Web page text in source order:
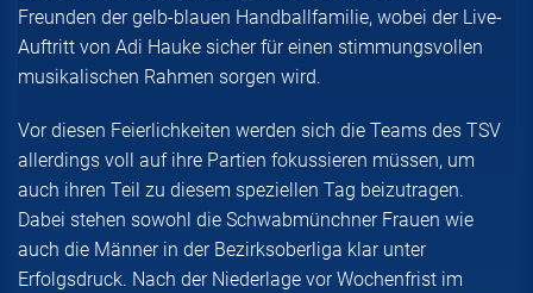
Freunden der gelb-blauen Handballfamilie, wobei der Live-
Auftritt von Adi Hauke sicher für einen stimmungsvollen
musikalischen Rahmen sorgen wird.
Vor diesen Feierlichkeiten werden sich die Teams des TSV
allerdings voll auf ihre Partien fokussieren müssen, um
auch ihren Teil zu diesem speziellen Tag beizutragen.
Dabei stehen sowohl die Schwabmünchner Frauen wie
auch die Männer in der Bezirksoberliga klar unter
Erfolgsdruck. Nach der Niederlage vor Wochenfrist im